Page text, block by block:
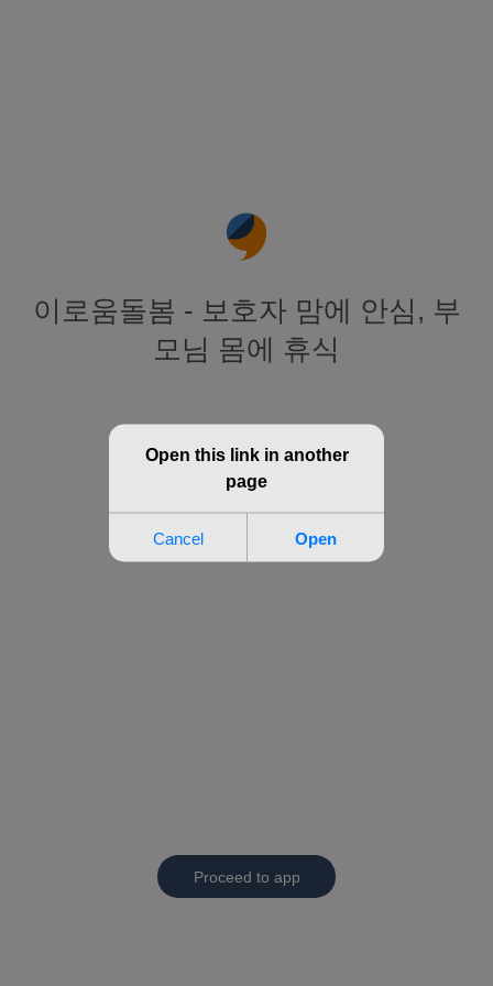
이로움돌봄 - 보호자 맘에 안심, 부
모님 몸에 휴식
Proceed to app